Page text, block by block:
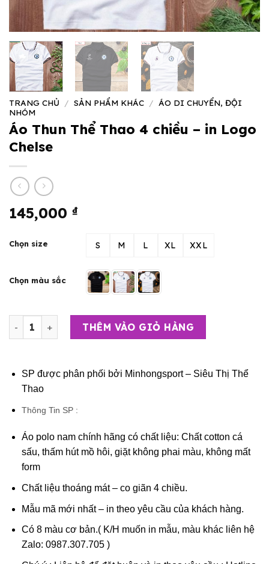
TRANG CHỦ / SẢN PHẨM KHÁC / ÁO DI CHUYỂN, ĐỘI
NHÓM
Áo Thun Thể Thao 4 chiều – in Logo
Chelse
145,000 ₫
Chọn size S M L XL XXL
Chọn màu sắc
Áo Thun Thể Thao 4 chiều – in Logo Chelse số lượng
THÊM VÀO GIỎ HÀNG
SP được phân phối bởi Minhongsport – Siêu Thị Thể
Thao
Thông Tin SP :
Áo polo nam chính hãng có chất liệu: Chất cotton cá
sấu, thấm hút mồ hôi, giặt không phai màu, không mất
form
Chất liệu thoáng mát – co giãn 4 chiều.
Mẫu mã mới nhất – in theo yêu cầu của khách hàng.
Có 8 màu cơ bản.( K/H muốn in mẫu, màu khác liên hệ
Zalo: 0987.307.705 )